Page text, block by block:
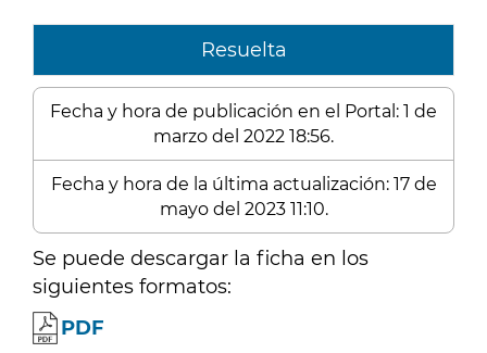
Resuelta
Fecha y hora de publicación en el Portal: 1 de
marzo del 2022 18:56.
Fecha y hora de la última actualización: 17 de
mayo del 2023 11:10.
Se puede descargar la ficha en los
siguientes formatos:
PDF